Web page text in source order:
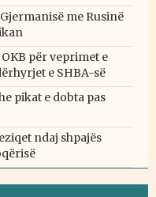
me Rusinë
për veprimet e
e SHBA-së
pikat e dobta pas
ndaj shpajës